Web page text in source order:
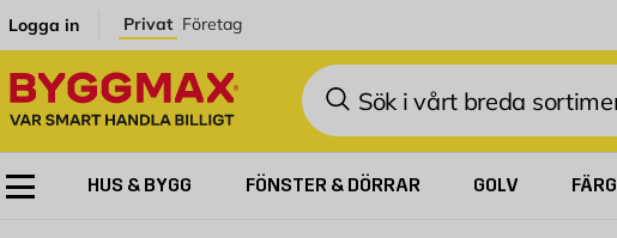
Logga in Privat Företag
Sök
HUS & BYGG FÖNSTER & DÖRRAR GOLV FÄRG